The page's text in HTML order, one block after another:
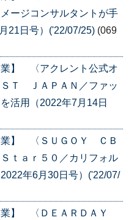
ージコンサルタントが手
21日号）('22/07/25) (069
業】 〈アクレント公式オ
Ｔ ＪＡＰＡＮ／ファッ
活用（2022年7月14日
業】 〈ＳＵＧＯＹ ＣＢ
ｔａｒ５０／カリフォル
年6月30日号）('22/07/
業】 〈ＤＥＡＲＤＡＹ